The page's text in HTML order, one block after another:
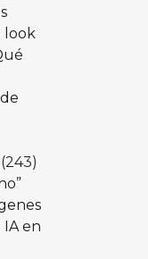
look
(243)
IA en